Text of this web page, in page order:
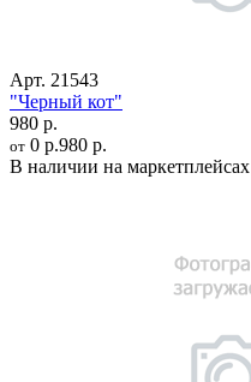
Арт. 21543
"Черный кот"
980 р.
от 0 р.980 р.
В наличии на маркетплейсах